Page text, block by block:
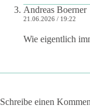
Andreas Boerner
21.06.2026 / 19:22
Wie eigentlich
Schreibe einen